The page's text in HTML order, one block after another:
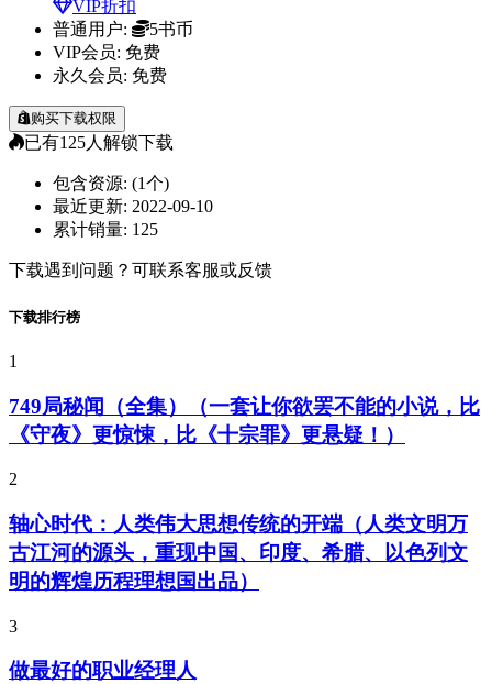
VIP折扣
普通用户:
5书币
VIP会员: 免费
永久会员: 免费
购买下载权限
已有125人解锁下载
包含资源: (1个)
最近更新: 2022-09-10
累计销量: 125
下载遇到问题？可联系客服或反馈
下载排行榜
1
749局秘闻（全集）（一套让你欲罢不能的小说，比
《守夜》更惊悚，比《十宗罪》更悬疑！）
2
轴心时代：人类伟大思想传统的开端（人类文明万
古江河的源头，重现中国、印度、希腊、以色列文
明的辉煌历程理想国出品）
3
做最好的职业经理人